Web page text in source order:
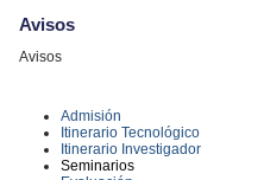
Avisos
Avisos
Admisión
Itinerario Tecnológico
Itinerario Investigador
Seminarios